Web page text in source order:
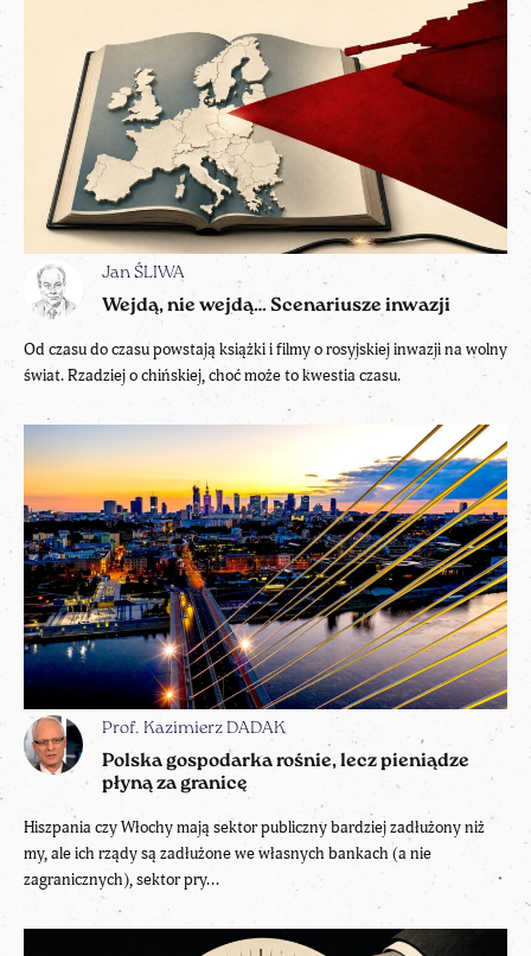
Jan ŚLIWA
Wejdą, nie wejdą… Scenariusze inwazji
Od czasu do czasu powstają książki i filmy o rosyjskiej inwazji na wolny
świat. Rzadziej o chińskiej, choć może to kwestia czasu.
Prof. Kazimierz DADAK
Polska gospodarka rośnie, lecz pieniądze
płyną za granicę
Hiszpania czy Włochy mają sektor publiczny bardziej zadłużony niż
my, ale ich rządy są zadłużone we własnych bankach (a nie
zagranicznych), sektor pry...